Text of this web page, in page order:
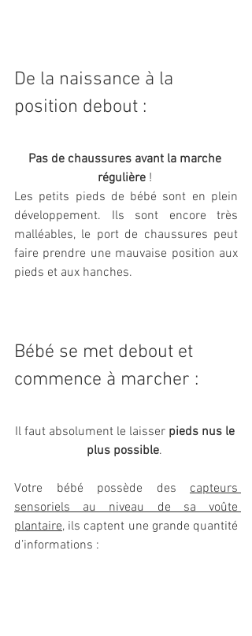
De la naissance à la
position debout :
Pas de chaussures avant la marche
régulière !
Les petits pieds de bébé sont en plein
développement. Ils sont encore très
malléables, le port de chaussures peut
faire prendre une mauvaise position aux
pieds et aux hanches.
Bébé se met debout et
commence à marcher :
Il faut absolument le laisser pieds nus le
plus possible.
Votre bébé possède des capteurs
sensoriels au niveau de sa voûte
plantaire, ils captent une grande quantité
d’informations :